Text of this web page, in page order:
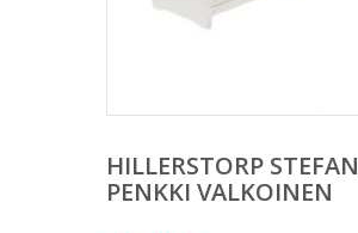
HILLERSTORP STEFAN
PENKKI VALKOINEN